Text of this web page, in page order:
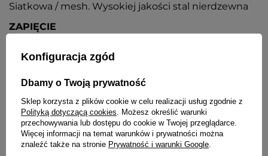
Siatkowa / mesh. Wysokiej jakości stal nierdzewna
ZAPIĘCIE
Wskaźnik daty oraz dnia tygodnia
BATERIA
Orientacyjny czas działania zegarka bez
konieczności wymiany baterii - 5 lat
Konfiguracja zgód
Dbamy o Twoją prywatność
Sklep korzysta z plików cookie w celu realizacji usług zgodnie z
Polityką dotyczącą cookies. Możesz określić warunki
przechowywania lub dostępu do cookie w Twojej przeglądarce.
Więcej informacji na temat warunków i prywatności można
znaleźć także na stronie Prywatność i warunki Google.